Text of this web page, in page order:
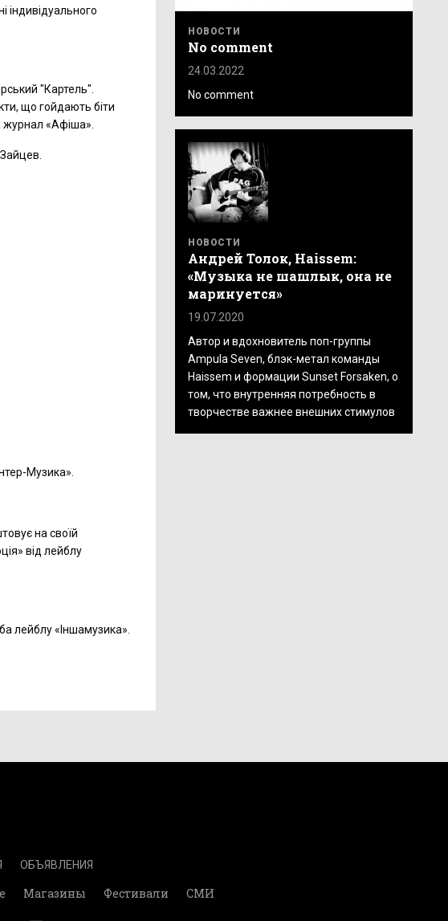
індивідуального
"Картель".
що гойдають біти
журнал «Афіша».
Музика».
на своїй
від лейблу
лейблу «Іншамузика».
НОВОСТИ
No comment
24.03.2022
No comment
НОВОСТИ
Андрей Толок, Haissem:
«Музыка не шашлык, она не
маринуется»
19.07.2020
Автор и вдохновитель поп-группы
Ampula Seven, блэк-метал команды
Haissem и формации Sunset Forsaken, о
том, что внутренняя потребность в
творчестве важнее внешних стимулов
ОБЪЯВЛЕНИЯ
Магазины Фестивали СМИ